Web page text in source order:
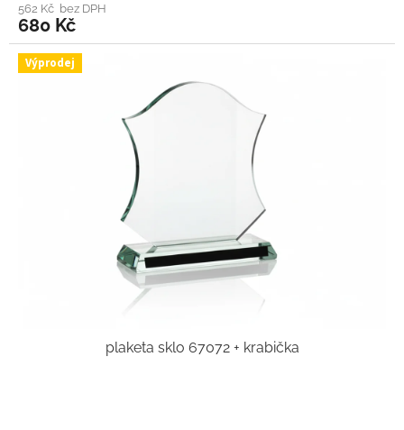
562 Kč bez DPH
680 Kč
Výprodej
plaketa sklo 67072 + krabička